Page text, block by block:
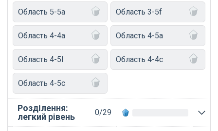
Область 5-5a Область 3-5f
Область 4-4a Область 4-5a
Область 4-5l Область 4-4c
Область 4-5c
Розділення:
легкий рівень
0/29